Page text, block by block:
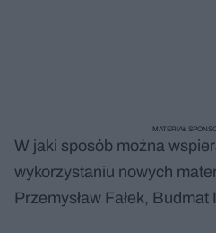
W jaki sposób można
wykorzystaniu nowych
Przemysław Fałek,
MATERIAŁ